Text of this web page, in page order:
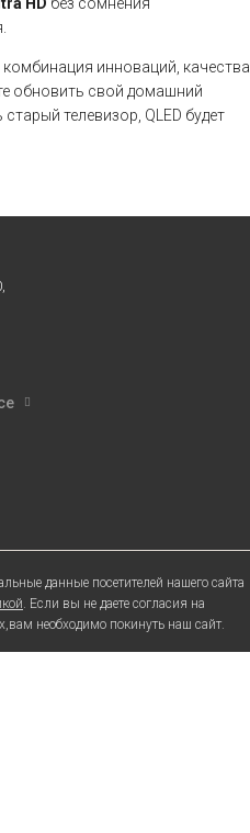
HD без сомнения
комбинация инноваций, качества
обновить свой домашний
телевизор, QLED будет
данные посетителей нашего сайта
. Если вы не даете согласия на
необходимо покинуть наш сайт.